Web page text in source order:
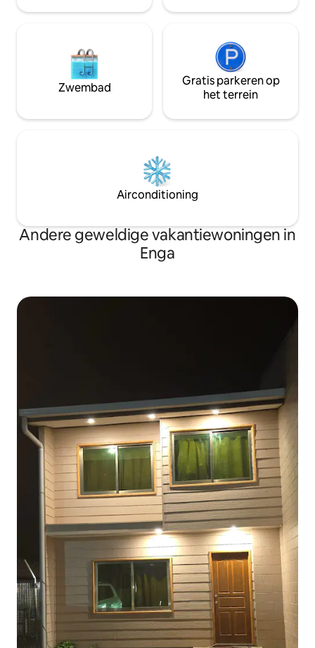
Zwembad
Gratis parkeren op
het terrein
Airconditioning
Andere geweldige vakantiewoningen in
Enga